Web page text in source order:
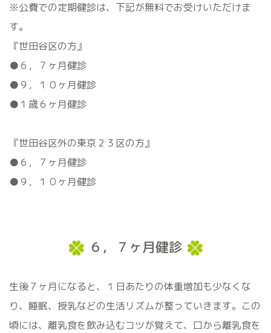
※公費での定期健診は、下記が無料でお受けいただけま
す。
『世田谷区の方』
●６，７ヶ月健診
●９，１０ヶ月健診
●１歳６ヶ月健診
『世田谷区外の東京２３区の方』
●６，７ヶ月健診
●９，１０ヶ月健診
６，７ヶ月健診
生後７ヶ月になると、１日あたりの体重増加も少なくな
り、睡眠、授乳などの生活リズムが整っていきます。この
頃には、離乳食を飲み込むコツが覚えて、口から離乳食を